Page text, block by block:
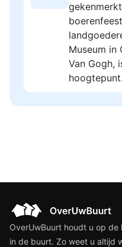
Museum in
Van Gogh,
hoogtepunt.
OverUwBuurt houdt u op
in de buurt. Zo weet u altijd